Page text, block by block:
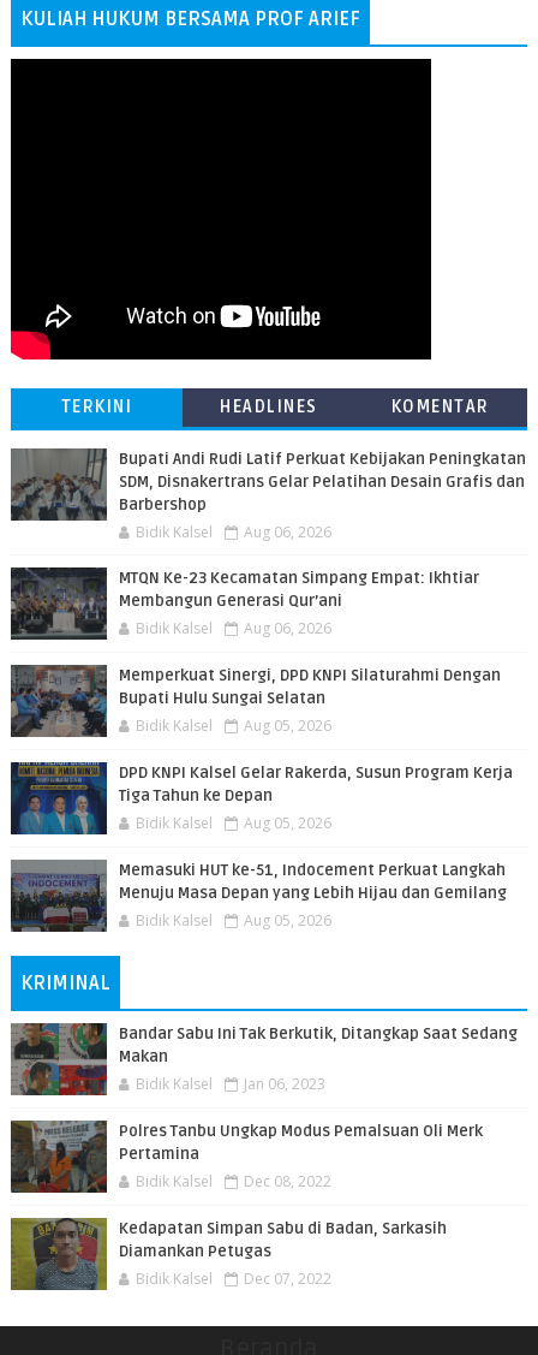
KULIAH HUKUM BERSAMA PROF ARIEF
TERKINI HEADLINES KOMENTAR
Bupati Andi Rudi Latif Perkuat Kebijakan Peningkatan
SDM, Disnakertrans Gelar Pelatihan Desain Grafis dan
Barbershop
Bidik Kalsel Aug 06, 2026
MTQN Ke-23 Kecamatan Simpang Empat: Ikhtiar
Membangun Generasi Qur’ani
Bidik Kalsel Aug 06, 2026
Memperkuat Sinergi, DPD KNPI Silaturahmi Dengan
Bupati Hulu Sungai Selatan
Bidik Kalsel Aug 05, 2026
DPD KNPI Kalsel Gelar Rakerda, Susun Program Kerja
Tiga Tahun ke Depan
Bidik Kalsel Aug 05, 2026
Memasuki HUT ke-51, Indocement Perkuat Langkah
Menuju Masa Depan yang Lebih Hijau dan Gemilang
Bidik Kalsel Aug 05, 2026
KRIMINAL
Bandar Sabu Ini Tak Berkutik, Ditangkap Saat Sedang
Makan
Bidik Kalsel Jan 06, 2023
Polres Tanbu Ungkap Modus Pemalsuan Oli Merk
Pertamina
Bidik Kalsel Dec 08, 2022
Kedapatan Simpan Sabu di Badan, Sarkasih
Diamankan Petugas
Bidik Kalsel Dec 07, 2022